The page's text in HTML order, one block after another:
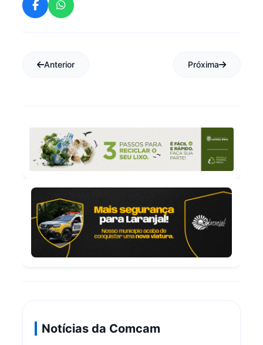
Anterior Próxima
Notícias da Comcam